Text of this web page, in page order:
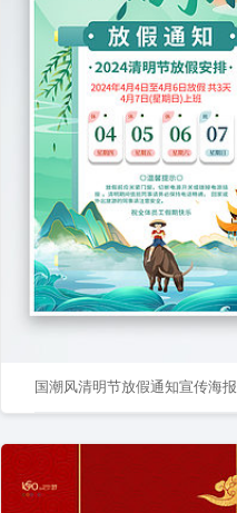
国潮风清明节放假通知宣传海报